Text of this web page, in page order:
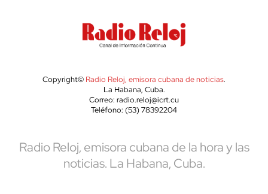
Copyright© Radio Reloj, emisora cubana de noticias.
La Habana, Cuba.
Correo: radio.reloj@icrt.cu
Teléfono: (53) 78392204
Radio Reloj, emisora cubana de la hora y las
noticias. La Habana, Cuba.